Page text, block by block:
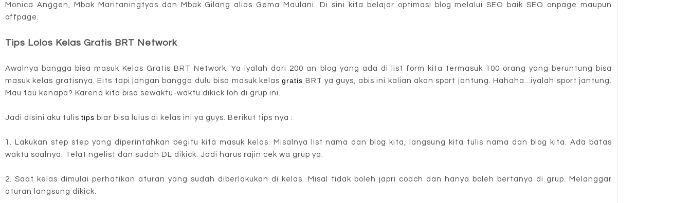
Monica Anģgen, Mbak Maritaningtyas dan Mbak Gilang alias Gema Maulani. Di sini kita belajar optimasi blog melalui SEO baik SEO onpage maupun
offpage.
Tips Lolos Kelas Gratis BRT Network
Awalnya bangga bisa masuk Kelas Gratis BRT Network. Ya iyalah dari 200 an blog yang ada di list form kita termasuk 100 orang yang beruntung bisa
masuk kelas gratisnya. Eits tapi jangan bangga dulu bisa masuk kelasgratis BRT ya guys, abis ini kalian akan sport jantung. Hahaha...iyalah sport jantung.
Mau tau kenapa? Karena kita bisa sewaktu-waktu dikick loh di grup ini.
Jadi disini aku tulis tips biar bisa lulus di kelas ini ya guys. Berikut tips nya :
1. Lakukan step step yang diperintahkan begitu kita masuk kelas. Misalnya list nama dan blog kita, langsung kita tulis nama dan blog kita. Ada batas
waktu soalnya. Telat ngelist dan sudah DL dikick. Jadi harus rajin cek wa grup ya.
2. Saat kelas dimulai perhatikan aturan yang sudah diberlakukan di kelas. Misal tidak boleh japri coach dan hanya boleh bertanya di grup. Melanggar
aturan langsung dikick.